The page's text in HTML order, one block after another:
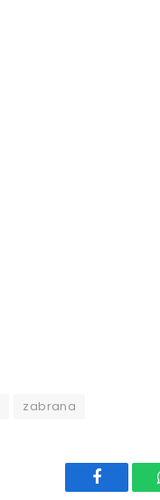
zabrana
Facebook